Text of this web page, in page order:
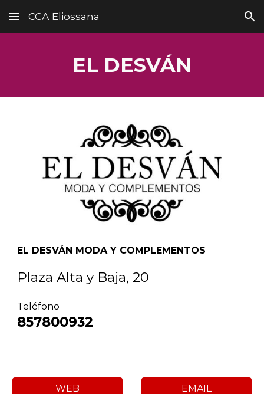
Skip to main content Skip to navigation
CCA Eliossana
EL DESVÁN
EL DESVÁN MODA Y COMPLEMENTOS
Plaza Alta y Baja, 20
Teléfono
857800932
WEB EMAIL